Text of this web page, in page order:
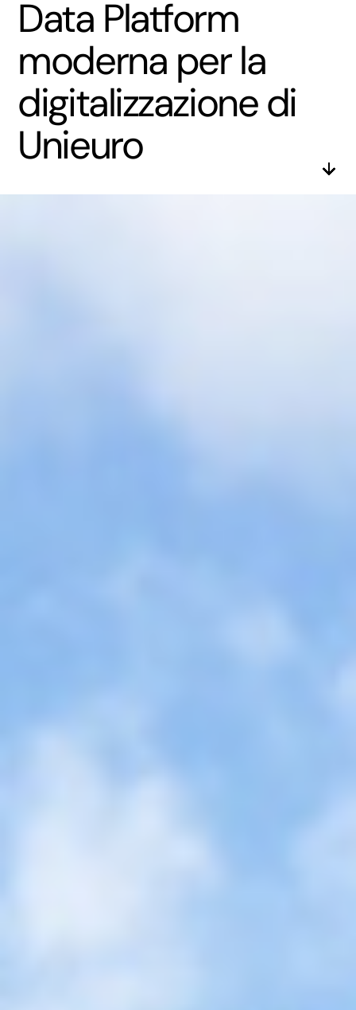
Data Platform
moderna per la
digitalizzazione di
Unieuro